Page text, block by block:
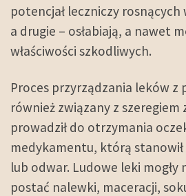
potencjał leczniczy
a drugie – osłabiają, a nawet
właściwości szkodliwych.
Proces przyrządzania leków z
również związany z szeregiem
prowadził do otrzymania
medykamentu, którą
lub odwar. Ludowe leki mogły
postać nalewki, maceracji,